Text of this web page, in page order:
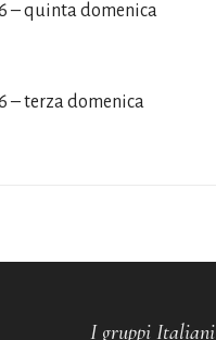
– quinta domenica
– terza domenica
I gruppi Italiani